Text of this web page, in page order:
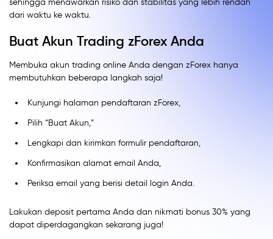
sehingga menawarkan risiko dan stabilitas yang lebih rendah
dari waktu ke waktu.
Buat Akun Trading zForex Anda
Membuka akun trading online Anda dengan zForex hanya
membutuhkan beberapa langkah saja!
Kunjungi halaman pendaftaran zForex,
Pilih “Buat Akun,”
Lengkapi dan kirimkan formulir pendaftaran,
Konfirmasikan alamat email Anda,
Periksa email yang berisi detail login Anda.
Lakukan deposit pertama Anda dan nikmati bonus 30% yang
dapat diperdagangkan sekarang juga!